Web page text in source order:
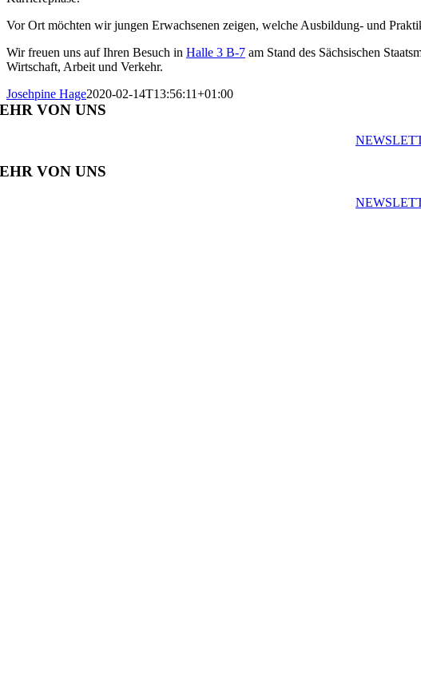
Vor Ort möchten wir jungen Erwachsenen zeigen, welche Ausbildung- und
Wir freuen uns auf Ihren Besuch in Halle 3 B-7 am Stand des Sächsischen
Wirtschaft, Arbeit und Verkehr.
Josehpine Hage2020-02-14T13:56:11+01:00
VON UNS
VON UNS